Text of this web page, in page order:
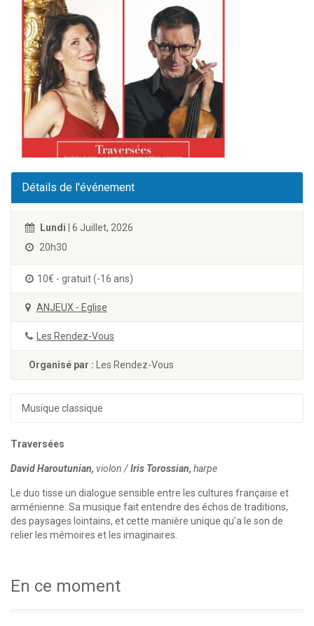
Détails de l'événement
Lundi | 6 Juillet, 2026
20h30
10€ - gratuit (-16 ans)
ANJEUX - Eglise
Les Rendez-Vous
Organisé par : Les Rendez-Vous
Musique classique
Traversées
David Haroutunian, violon /Iris Torossian, harpe
Le duo tisse un dialogue sensible entre les cultures française et
arménienne. Sa musique fait entendre des échos de traditions,
des paysages lointains, et cette manière unique qu’a le son de
relier les mémoires et les imaginaires.
En ce moment